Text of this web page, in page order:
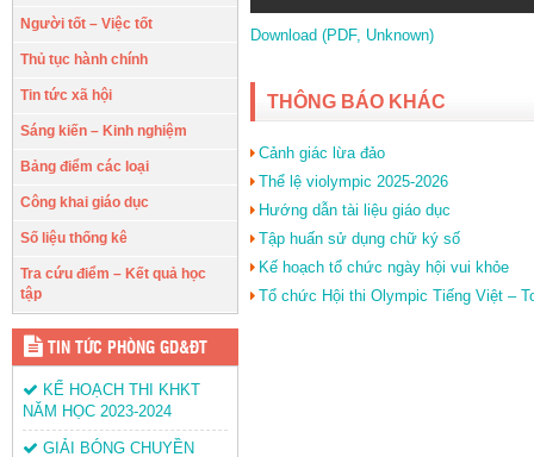
Người tốt – Việc tốt
Thủ tục hành chính
Tin tức xã hội
Sáng kiến – Kinh nghiệm
Bảng điểm các loại
Công khai giáo dục
Số liệu thống kê
Tra cứu điểm – Kết quả học
tập
TIN TỨC PHÒNG GD&ĐT
KẾ HOẠCH THI KHKT
NĂM HỌC 2023-2024
GIẢI BÓNG CHUYỀN
Download (PDF, Unknown)
THÔNG BÁO KHÁC
Cảnh giác lừa đảo
Thể lệ violympic 2025-2026
Hướng dẫn tài liệu giáo dục
Tập huấn sử dụng chữ ký số
Kế hoạch tổ chức ngày hội vui khỏe
Tổ chức Hội thi Olympic Tiếng Việt –